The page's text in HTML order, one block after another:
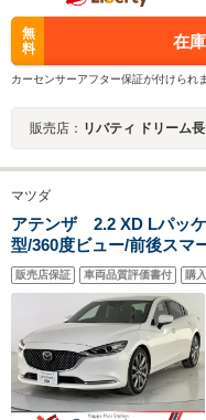
無
料
在
カーセンサーアフター保証が付けられ
販売店： リバティ ドリーム
マツダ
アテンザ 2.2 XD Lパッ
型/360度ビュー/前後スマ
制制御/全車速追従レーダ
報/BSM/前後障害物セン
ート/BOSE/マツコネナ
販売店保証 車両品質評価書付 購